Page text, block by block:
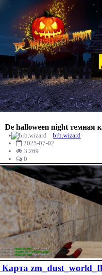
De halloween night темная
brb.wizard
2025-07-02
3 269
0
Карта